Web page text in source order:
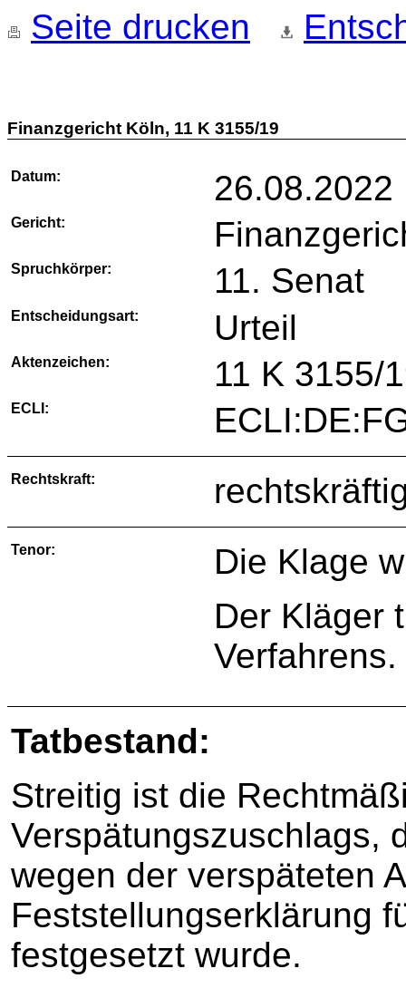
Seite drucken
Finanzgericht Köln, 11 K 3155/19
Datum: 26.08.2022
Gericht:
Spruchkörper: 11. Senat
Entscheidungsart: Urteil
Aktenzeichen: 11 K 3155/
ECLI:
Rechtskraft:
Tenor:
Die Klage
Der Kläger
Verfahrens.
Tatbestand:
Streitig ist die
Verspätungszuschlags,
wegen der verspäteten
Feststellungserklärung
festgesetzt wurde.